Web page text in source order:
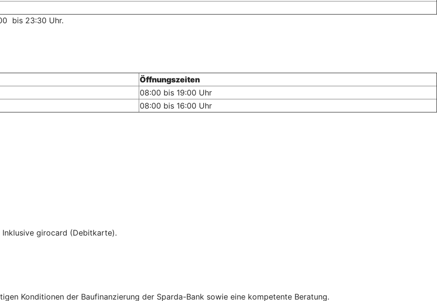
bis 23:30 Uhr.
Öffnungszeiten
08:00 bis 19:00 Uhr
08:00 bis 16:00 Uhr
girocard (Debitkarte).
Konditionen der Baufinanzierung der Sparda-Bank sowie eine kompetente Beratung.